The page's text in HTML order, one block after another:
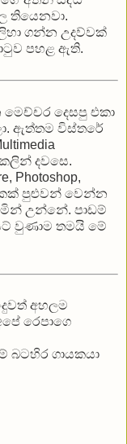
තියෙනවා.
ගන්න උදව්වක්
පහළ ඇති.
දෙසපු එකා
ඇත්තම විස්තරේ
කලින් දවසෙ.
Photoshop,
ටිකක් පුළුවන් වෙන්න
උන්නේ. පාඩම්
වුණාම තමයි මේ
අහලම
රෙපාගෙ
ගායකයා